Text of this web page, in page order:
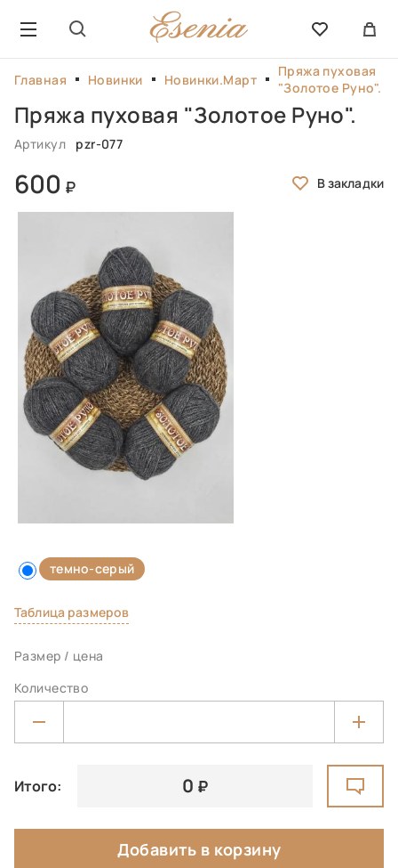
Главная Новинки Новинки.Март
Пряжа пуховая
"Золотое Руно".
Пряжа пуховая "Золотое Руно".
Артикул pzr-077
600
темно-серый
Таблица размеров
Размер / цена
Количество
Итого: 0
Добавить в корзину